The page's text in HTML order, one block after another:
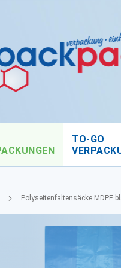
TO-GO
Polyseitenfaltensäcke MDPE